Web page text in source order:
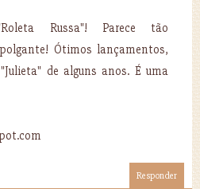
Russa"! Parece tão
Ótimos lançamentos,
de alguns anos. É uma
Responder